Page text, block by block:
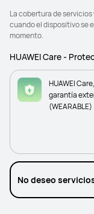
La cobertura de
cuando el dispositivo se
momento.
HUAWEI Care -
HUAWEI
garantía
(WEARABLE)
No deseo